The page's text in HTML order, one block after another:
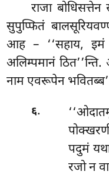
राजा बोधिसत्तेन
सुपुप्फितं
आह – ‘‘सहाय,
अलिम्पमानं
नाम एवरूपेन
६.
पदुमं
रजो न